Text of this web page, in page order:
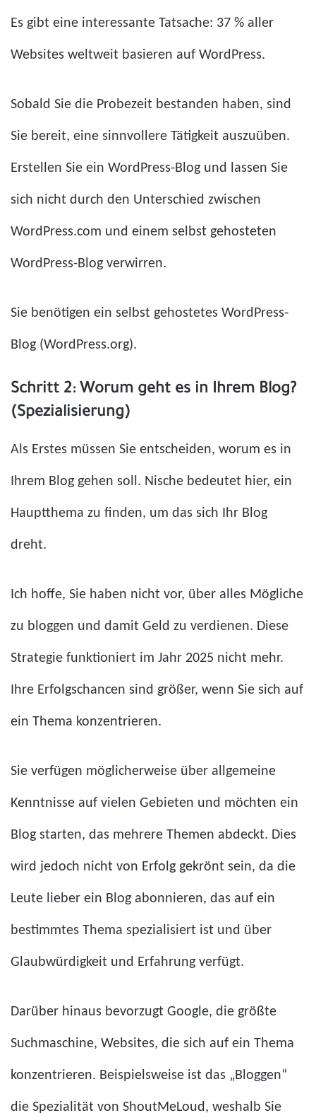
Es gibt eine interessante Tatsache: 37 % aller
Websites weltweit basieren auf WordPress.
Sobald Sie die Probezeit bestanden haben, sind
Sie bereit, eine sinnvollere Tätigkeit auszuüben.
Erstellen Sie ein WordPress-Blog und lassen Sie
sich nicht durch den Unterschied zwischen
WordPress.com und einem selbst gehosteten
WordPress-Blog verwirren.
Sie benötigen ein selbst gehostetes WordPress-
Blog (WordPress.org).
Schritt 2: Worum geht es in Ihrem Blog?
(Spezialisierung)
Als Erstes müssen Sie entscheiden, worum es in
Ihrem Blog gehen soll. Nische bedeutet hier, ein
Hauptthema zu finden, um das sich Ihr Blog
dreht.
Ich hoffe, Sie haben nicht vor, über alles Mögliche
zu bloggen und damit Geld zu verdienen. Diese
Strategie funktioniert im Jahr 2025 nicht mehr.
Ihre Erfolgschancen sind größer, wenn Sie sich auf
ein Thema konzentrieren.
Sie verfügen möglicherweise über allgemeine
Kenntnisse auf vielen Gebieten und möchten ein
Blog starten, das mehrere Themen abdeckt. Dies
wird jedoch nicht von Erfolg gekrönt sein, da die
Leute lieber ein Blog abonnieren, das auf ein
bestimmtes Thema spezialisiert ist und über
Glaubwürdigkeit und Erfahrung verfügt.
Darüber hinaus bevorzugt Google, die größte
Suchmaschine, Websites, die sich auf ein Thema
konzentrieren. Beispielsweise ist das „Bloggen“
die Spezialität von ShoutMeLoud, weshalb Sie